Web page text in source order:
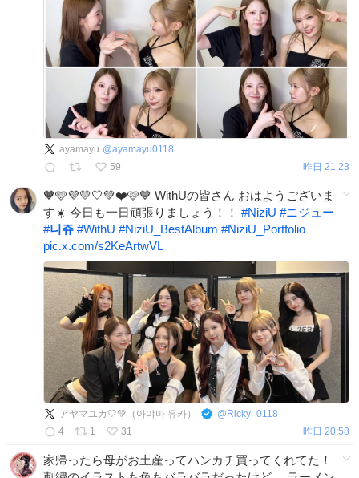
ayamayu @ayamayu0118
59
昨日 21:23
🧡🩵💜💛🤍💚❤️🩷💙 WithUの皆さん おはようございま
す☀️ 今日も一日頑張りましょう！！ #NiziU #ニジュー
#니쥬 #WithU #NiziU_BestAlbum #NiziU_Portfolio
pic.x.com/s2KeArtwVL
アヤマユカ🤍💚（아야마 유카） @ Ricky_0118
4
1 31 昨日 20:58
家帰ったら母がお土産ってハンカチ買ってくれてた！